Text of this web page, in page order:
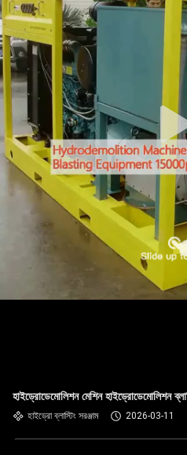
হাইড্রোডেমোলিশন মেশিন হাইড্রোডেমোলিশন
হাইড্রো ব্লাস্টিং সরঞ্জাম 2026-03-11